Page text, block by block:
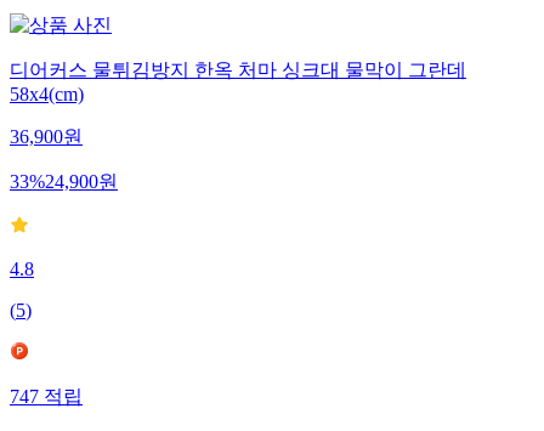
디어커스 물튀김방지 한옥 처마 싱크대 물막이 그란데
58x4(cm)
36,900원
33%24,900원
4.8
(5)
747적립